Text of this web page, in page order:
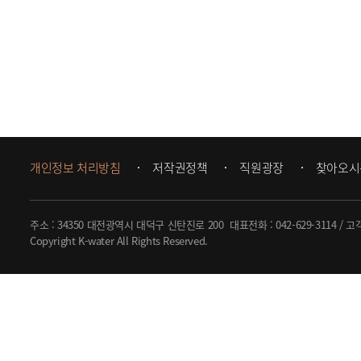
개인정보 처리방침 저작권정책 직원광장 찾아오
주소 : 34350 대전광역시 대덕구 신탄진로 200 대표전화 :042-629-3114/ 고
Copyright K-water All Rights Reserved.